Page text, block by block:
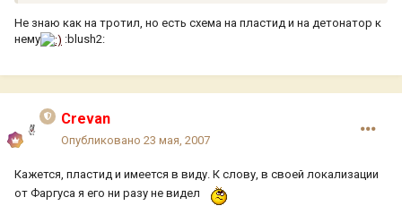
Не знаю как на тротил, но есть схема на пластид и на детонатор к
нему
:blush2:
Crevan
Опубликовано 23 мая, 2007
Кажется, пластид и имеется в виду. К слову, в своей локализации
от Фаргуса я его ни разу не видел